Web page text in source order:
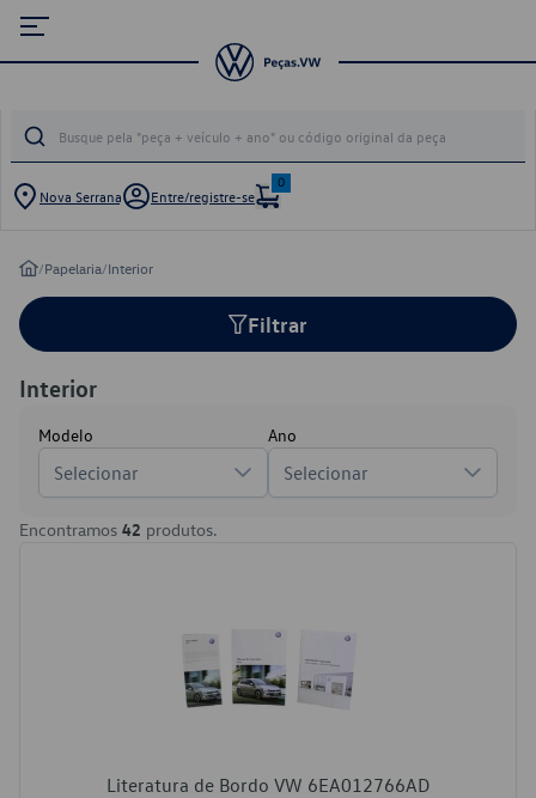
Nova Serrana Entre/registre-se
0
/Papelaria/Interior
Filtrar
Interior
Modelo
Selecionar
Ano
Selecionar
Encontramos 42 produtos.
Literatura de Bordo VW 6EA012766AD